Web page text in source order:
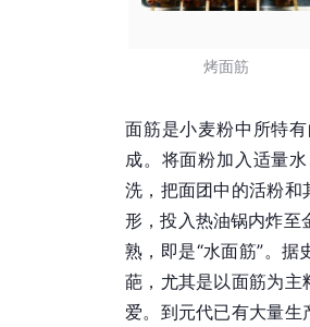
烤面筋
面筋是小麦粉中所特
成。将面粉加入适量
洗，把面团中的活粉
形，投入热油锅内炸至
熟，即是“水面筋”。据
葩，尤其是以面筋为主
爱。到元代已有大量生